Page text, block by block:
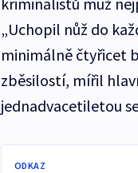
„Uchopil nůž do
minimálně čtyřicet
zběsilostí, mířil
jednadvacetiletou
ODKAZ